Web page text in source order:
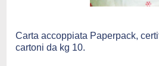
Carta accoppiata Paperpack,
cartoni da kg 10.